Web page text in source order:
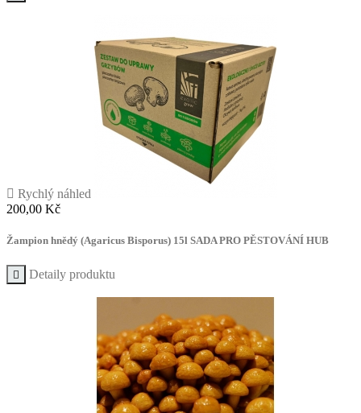
 Rychlý náhled
Cena
200,00 Kč
Žampion hnědý (Agaricus Bisporus) 15l SADA PRO PĚSTOVÁNÍ HUB
 Detaily produktu